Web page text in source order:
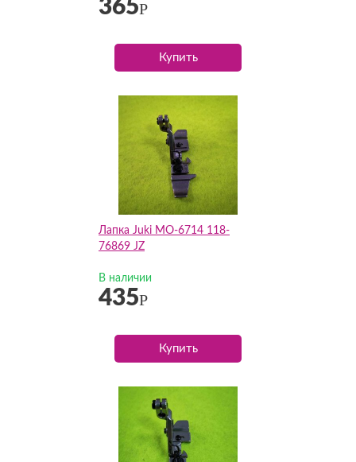
365Р
Купить
Лапка Juki MO-6714 118-
76869 JZ
В наличии
435Р
Купить